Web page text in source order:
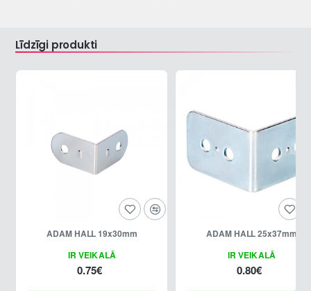
Līdzīgi produkti
IR VEIKALĀ
ADAM HALL 19x30mm
0.75€
IR VEIKALĀ
ADAM HALL 25x37mm
0.80€